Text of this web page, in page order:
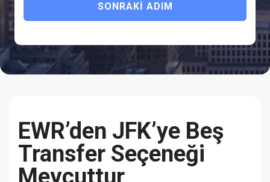
SONRAKI ADIM
EWR’den JFK’ye Beş
Transfer Seçeneği
Mevcuttur